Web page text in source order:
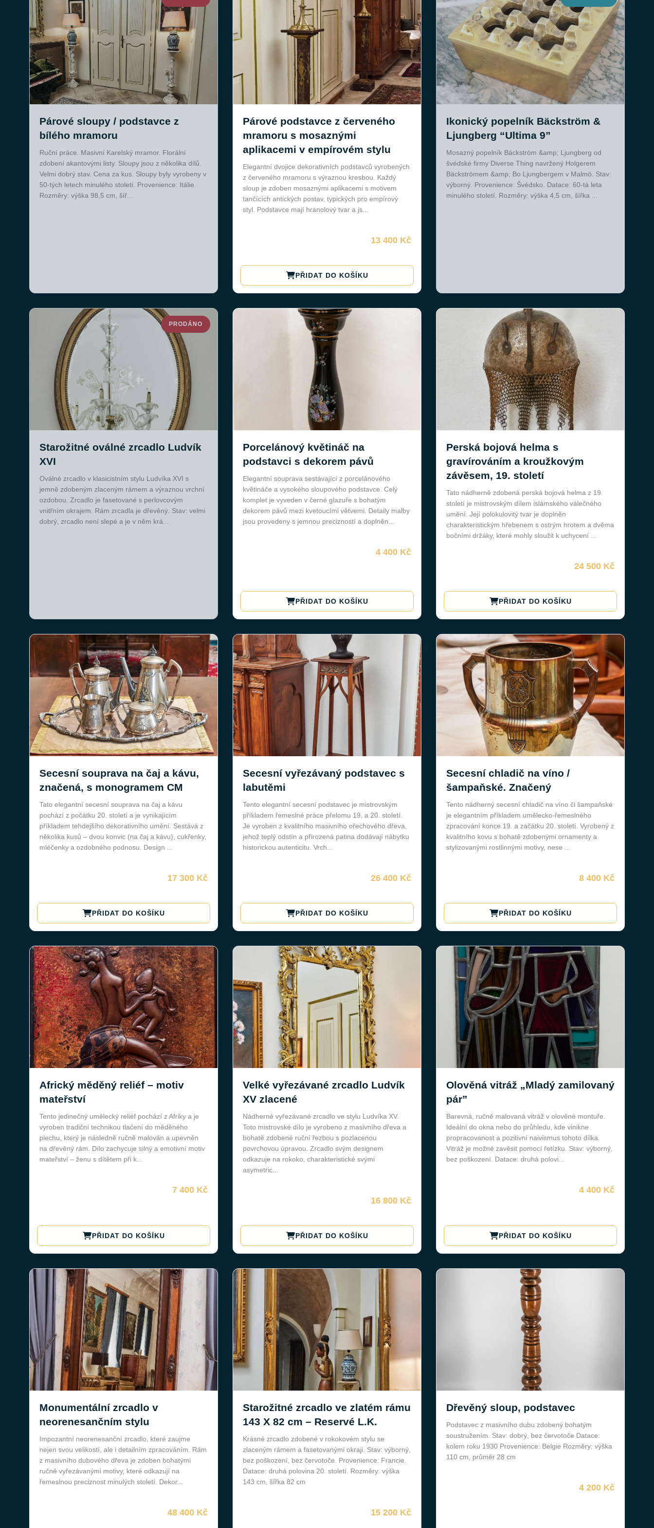
Párové sloupy / podstavce z
bílého mramoru
Ruční práce. Masivní Karelský mramor. Florální
zdobení akantovými listy. Sloupy jsou z několika dílů.
Velmi dobrý stav. Cena za kus. Sloupy byly vyrobeny v
50-tých letech minulého století. Provenience: Itálie.
Rozměry: výška 98,5 cm, šíř...
Párové podstavce z červeného
mramoru s mosaznými
aplikacemi v empírovém stylu
Elegantní dvojice dekorativních podstavců vyrobených
z červeného mramoru s výraznou kresbou. Každý
sloup je zdoben mosaznými aplikacemi s motivem
tančících antických postav, typických pro empírový
styl. Podstavce mají hranolový tvar a js...
13 400 Kč
PŘIDAT DO KOŠÍKU
Ikonický popelník Bäckström &
Ljungberg “Ultima 9”
Mosazný popelník Bäckström &amp; Ljungberg od
švédské firmy Diverse Thing navržený Holgerem
Bäckströmem &amp; Bo Ljungbergem v Malmö. Stav:
výborný. Provenience: Švédsko. Datace: 60-tá leta
minulého století. Rozměry: výška 4,5 cm, šířka ...
PRODÁNO
Starožitné oválné zrcadlo Ludvík
XVI
Oválné zrcadlo v klasicistním stylu Ludvíka XVI s
jemně zdobeným zlaceným rámem a výraznou vrchní
ozdobou. Zrcadlo je fasetované s perlovcovým
vnitřním okrajem. Rám zrcadla je dřevěný. Stav: velmi
dobrý, zrcadlo není slepé a je v něm krá...
Porcelánový květináč na
podstavci s dekorem pávů
Elegantní souprava sestávající z porcelánového
květináče a vysokého sloupového podstavce. Celý
komplet je vyveden v černé glazuře s bohatým
dekorem pávů mezi kvetoucími větvemi. Detaily malby
jsou provedeny s jemnou precizností a doplněn...
4 400 Kč
PŘIDAT DO KOŠÍKU
Perská bojová helma s
gravírováním a kroužkovým
závěsem, 19. století
Tato nádherně zdobená perská bojová helma z 19.
století je mistrovským dílem islámského válečného
umění. Její polokulovitý tvar je doplněn
charakteristickým hřebenem s ostrým hrotem a dvěma
bočními držáky, které mohly sloužit k uchycení ...
24 500 Kč
PŘIDAT DO KOŠÍKU
Secesní souprava na čaj a kávu,
značená, s monogramem CM
Tato elegantní secesní souprava na čaj a kávu
pochází z počátku 20. století a je vynikajícím
příkladem tehdejšího dekorativního umění. Sestává z
několika kusů – dvou konvic (na čaj a kávu), cukřenky,
mléčenky a ozdobného podnosu. Design ...
17 300 Kč
PŘIDAT DO KOŠÍKU
Secesní vyřezávaný podstavec s
labutěmi
Tento elegantní secesní podstavec je mistrovským
příkladem řemeslné práce přelomu 19. a 20. století.
Je vyroben z kvalitního masivního ořechového dřeva,
jehož teplý odstín a přirozená patina dodávají nábytku
historickou autenticitu. Vrch...
26 400 Kč
PŘIDAT DO KOŠÍKU
Secesní chladič na víno /
šampaňské. Značený
Tento nádherný secesní chladič na víno či šampaňské
je elegantním příkladem umělecko-řemeslného
zpracování konce 19. a začátku 20. století. Vyrobený z
kvalitního kovu s bohatě zdobenými ornamenty a
stylizovanými rostlinnými motivy, nese ...
8 400 Kč
PŘIDAT DO KOŠÍKU
Africký měděný reliéf – motiv
mateřství
Tento jedinečný umělecký reliéf pochází z Afriky a je
vyroben tradiční technikou tlačení do měděného
plechu, který je následně ručně malován a upevněn
na dřevěný rám. Dílo zachycuje silný a emotivní motiv
mateřství – ženu s dítětem při k...
7 400 Kč
PŘIDAT DO KOŠÍKU
Velké vyřezávané zrcadlo Ludvík
XV zlacené
Nádherné vyřezávané zrcadlo ve stylu Ludvíka XV.
Toto mistrovské dílo je vyrobeno z masivního dřeva a
bohatě zdobené ruční řezbou s pozlacenou
povrchovou úpravou. Zrcadlo svým designem
odkazuje na rokoko, charakteristické svými
asymetric...
16 800 Kč
PŘIDAT DO KOŠÍKU
Olověná vitráž „Mladý zamilovaný
pár”
Barevná, ručně malovaná vitráž v olověné montuře.
Ideální do okna nebo do průhledu, kde vinikne
propracovanost a pozitivní naivismus tohoto dílka.
Vitráž je možné zavěsit pomocí řetízku. Stav: výborný,
bez poškození. Datace: druhá polovi...
4 400 Kč
PŘIDAT DO KOŠÍKU
Monumentální zrcadlo v
neorenesančním stylu
Impozantní neorenesanční zrcadlo, které zaujme
nejen svou velikostí, ale i detailním zpracováním. Rám
z masivního dubového dřeva je zdoben bohatými
ručně vyřezávanými motivy, které odkazují na
řemeslnou preciznost minulých století. Dekor...
48 400 Kč
Starožitné zrcadlo ve zlatém rámu
143 X 82 cm – Reservé L.K.
Krásné zrcadlo zdobené v rokokovém stylu se
zlaceným rámem a fasetovanými okraji. Stav: výborný,
bez poškození, bez červotoče. Provenience: Francie.
Datace: druhá polovina 20. století. Rozměry: výška
143 cm, šířka 82 cm
15 200 Kč
Dřevěný sloup, podstavec
Podstavec z masivního dubu zdobený bohatým
soustružením. Stav: dobrý, bez červotoče Datace:
kolem roku 1930 Provenience: Belgie Rozměry: výška
110 cm, průměr 28 cm
4 200 Kč